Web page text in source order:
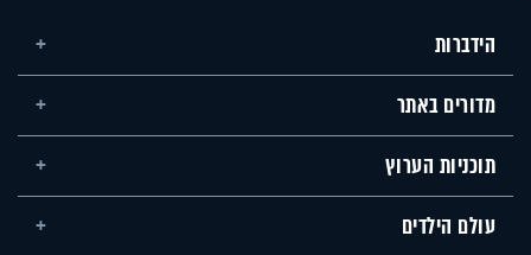
הידברות
מדורים באתר
תוכניות הערוץ
עולם הילדים